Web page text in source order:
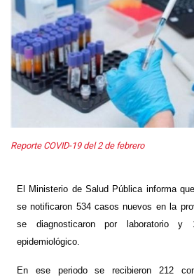
Reporte COVID-19 del 2 de febrero
El Ministerio de Salud Pública informa
se notificaron 534 casos nuevos en la
se diagnosticaron por laboratorio
epidemiológico.
En ese periodo se recibieron 212